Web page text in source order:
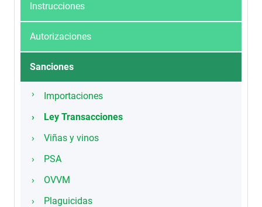
Instrucciones
Autorizaciones
Sanciones
Importaciones
Ley Transacciones
Viñas y vinos
PSA
OVVM
Plaguicidas